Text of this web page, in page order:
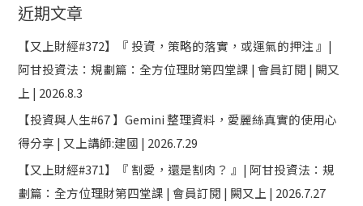
近期文章
【又上財經#372】『 投資，策略的落實，或運氣的押注 』|
阿甘投資法：規劃篇：全方位理財第四堂課 | 會員訂閱 | 闕又
上 | 2026.8.3
【投資與人生#67 】Gemini 整理資料，愛麗絲真實的使用心
得分享 | 又上講師:建國 | 2026.7.29
【又上財經#371】『 割愛，還是割肉？ 』| 阿甘投資法：規
劃篇：全方位理財第四堂課 | 會員訂閱 | 闕又上 | 2026.7.27